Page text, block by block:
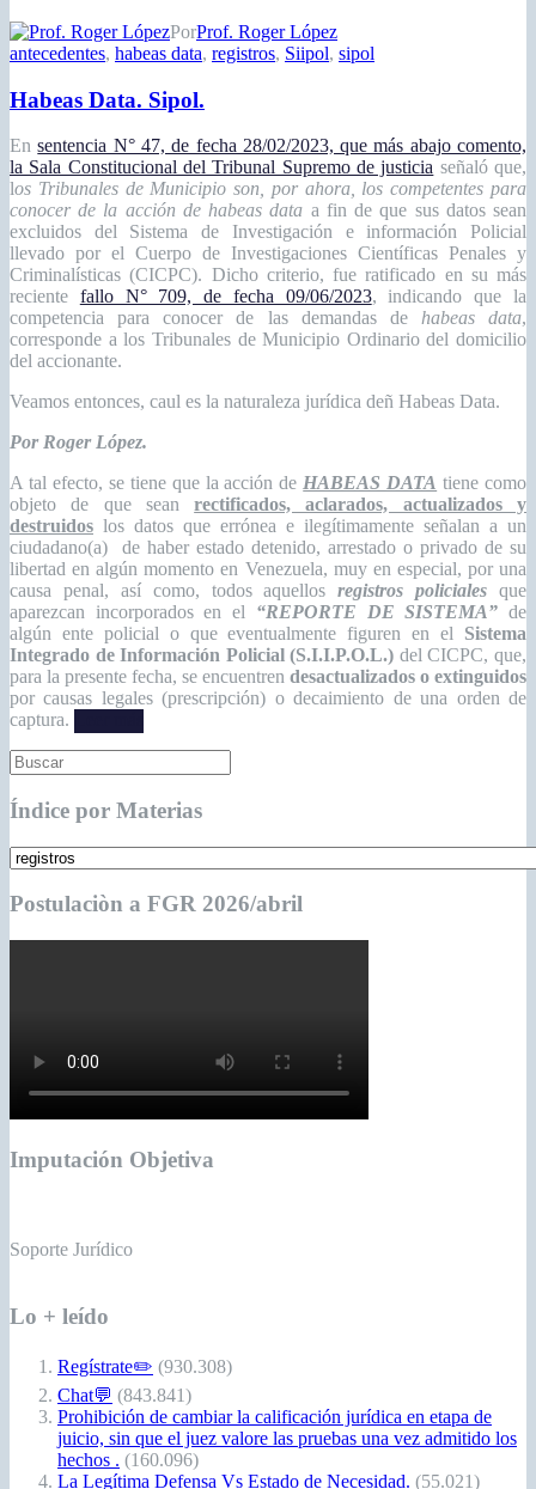
PorProf. Roger López
antecedentes, habeas data, registros, Siipol, sipol
Habeas Data. Sipol.
Ensentencia N° 47, de fecha 28/02/2023, que más abajo comento,
la Sala Constitucional del Tribunal Supremo de justicia señaló que,
los Tribunales de Municipio son, por ahora, los competentes para
conocer de la acción de habeas data a fin de que sus datos sean
excluidos del Sistema de Investigación e información Policial
llevado por el Cuerpo de Investigaciones Científicas Penales y
Criminalísticas (CICPC). Dicho criterio, fue ratificado en su más
reciente fallo N° 709, de fecha 09/06/2023, indicando que la
competencia para conocer de las demandas de habeas data,
corresponde a los Tribunales de Municipio Ordinario del domicilio
del accionante.
Veamos entonces, caul es la naturaleza jurídica deñ Habeas Data.
Por Roger López.
A tal efecto, se tiene que la acción de HABEAS DATA tiene como
objeto de que seanrectificados, aclarados, actualizados y
destruidos los datos que errónea e ilegítimamente señalan a un
ciudadano(a) de haber estado detenido, arrestado o privado de su
libertad en algún momento en Venezuela, muy en especial, por una
causa penal, así como, todos aquellosregistros policiales que
aparezcan incorporados en el “REPORTE DE SISTEMA” de
algún ente policial o que eventualmente figuren en el Sistema
Integrado de Información Policial (S.I.I.P.O.L.) del CICPC, que,
para la presente fecha, se encuentren desactualizados o extinguidos
por causas legales (prescripción) o decaimiento de una orden de
captura.
Índice por Materias
Postulaciòn a FGR 2026/abril
Imputación Objetiva
Soporte Jurídico
Lo + leído
Regístrate✏️ (930.308)
Chat💬 (843.841)
Prohibición de cambiar la calificación jurídica en etapa de
juicio, sin que el juez valore las pruebas una vez admitido los
hechos . (160.096)
La Legítima Defensa Vs Estado de Necesidad. (55.021)